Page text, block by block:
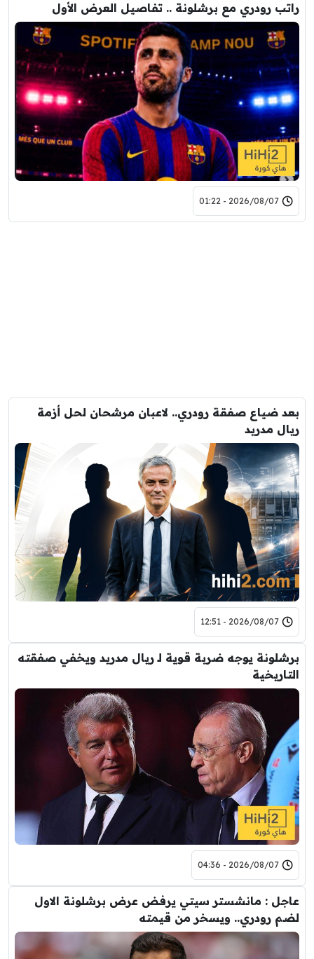
راتب رودري مع برشلونة .. تفاصيل العرض الأول
2026/08/07 - 01:22
بعد ضياع صفقة رودري.. لاعبان مرشحان لحل أزمة
ريال مدريد
2026/08/07 - 12:51
برشلونة يوجه ضربة قوية لـ ريال مدريد ويخفي صفقته
التاريخية
2026/08/07 - 04:36
عاجل : مانشستر سيتي يرفض عرض برشلونة الاول
لضم رودري.. ويسخر من قيمته